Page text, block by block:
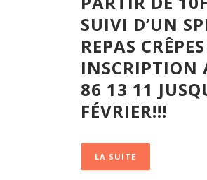
SUIVI D’UN
REPAS
INSCRIPTION
86 13 11
FÉVRIER!!!
LA SUITE